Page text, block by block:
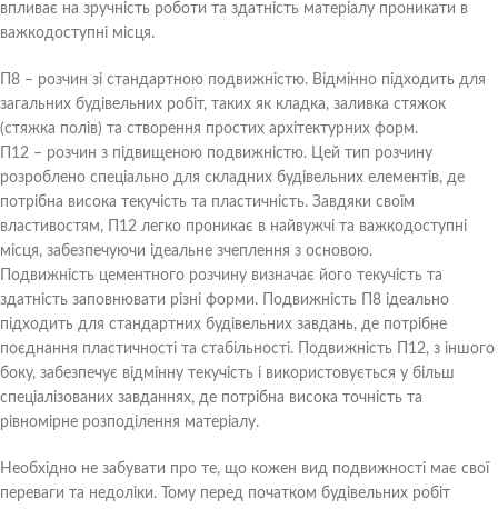
впливає на зручність роботи та здатність матеріалу проникати в
важкодоступні місця.
П8 – розчин зі стандартною подвижністю. Відмінно підходить для
загальних будівельних робіт, таких як кладка, заливка стяжок
(стяжка полів) та створення простих архітектурних форм.
П12 – розчин з підвищеною подвижністю. Цей тип розчину
розроблено спеціально для складних будівельних елементів, де
потрібна висока текучість та пластичність. Завдяки своїм
властивостям, П12 легко проникає в найвужчі та важкодоступні
місця, забезпечуючи ідеальне зчеплення з основою.
Подвижність цементного розчину визначає його текучість та
здатність заповнювати різні форми. Подвижність П8 ідеально
підходить для стандартних будівельних завдань, де потрібне
поєднання пластичності та стабільності. Подвижність П12, з іншого
боку, забезпечує відмінну текучість і використовується у більш
спеціалізованих завданнях, де потрібна висока точність та
рівномірне розподілення матеріалу.
Необхідно не забувати про те, що кожен вид подвижності має свої
переваги та недоліки. Тому перед початком будівельних робіт